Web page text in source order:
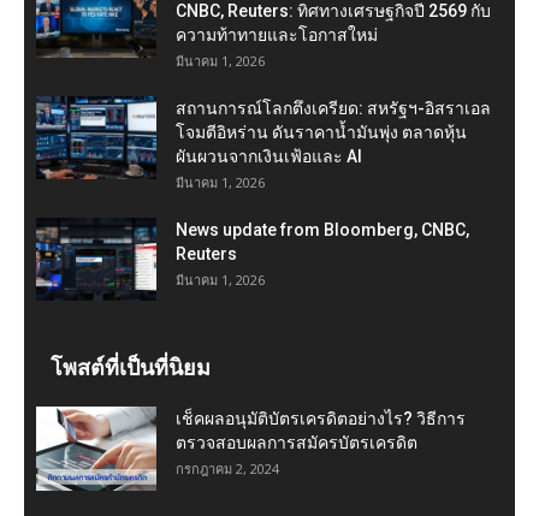
CNBC, Reuters: ทิศทางเศรษฐกิจปี 2569 กับ
ความท้าทายและโอกาสใหม่
มีนาคม 1, 2026
สถานการณ์โลกตึงเครียด: สหรัฐฯ-อิสราเอล
โจมตีอิหร่าน ดันราคาน้ำมันพุ่ง ตลาดหุ้น
ผันผวนจากเงินเฟ้อและ AI
มีนาคม 1, 2026
News update from Bloomberg, CNBC,
Reuters
มีนาคม 1, 2026
โพสต์ที่เป็นที่นิยม
เช็คผลอนุมัติบัตรเครดิตอย่างไร? วิธีการ
ตรวจสอบผลการสมัครบัตรเครดิต
กรกฎาคม 2, 2024